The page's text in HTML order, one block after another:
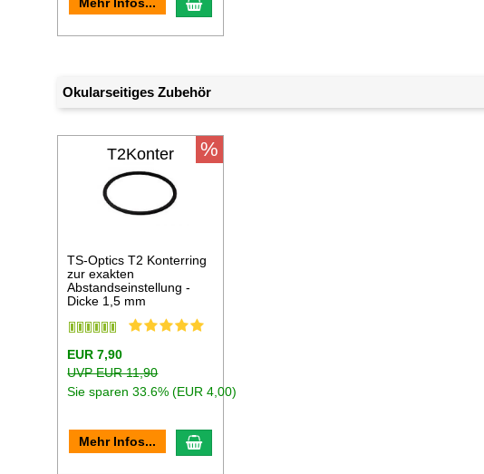
Okularseitiges Zubehör
T2Konter
TS-Optics T2 Konterring
zur exakten
Abstandseinstellung -
Dicke 1,5 mm
EUR 7,90
UVP EUR 11,90
Sie sparen 33.6% (EUR 4,00)
Mehr Infos... In den Warenkorb
%